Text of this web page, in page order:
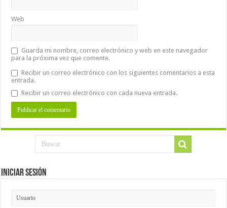
Web
Guarda mi nombre, correo electrónico y web en este navegador
para la próxima vez que comente.
Recibir un correo electrónico con los siguientes comentarios a esta
entrada.
Recibir un correo electrónico con cada nueva entrada.
Iniciar Sesión